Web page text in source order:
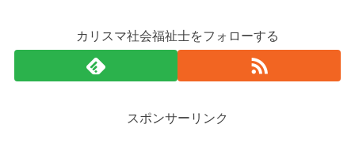
カリスマ社会福祉士をフォローする
スポンサーリンク